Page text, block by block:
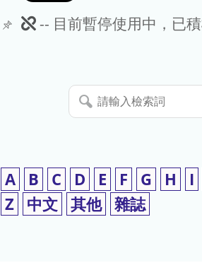
此
使
用
-- 目前暫停使用中，已
請
輸
索
詞
A B C D E F G H I
Z
中文 其他 雜誌